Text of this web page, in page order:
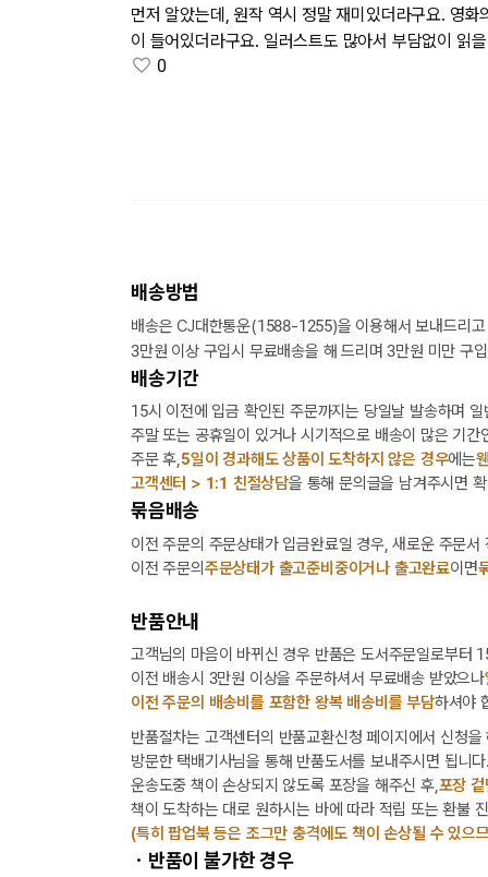
먼저 알았는데, 원작 역시 정말 재미있더라구요. 영
이 들어있더라구요. 일러스트도 많아서 부담없이 읽
0
배송방법
배송은 CJ대한통운(1588-1255)을 이용해서 보내드리
3만원 이상 구입시 무료배송을 해 드리며 3만원 미만 구
배송기간
15시 이전에 입금 확인된 주문까지는 당일날 발송하며
주말 또는 공휴일이 있거나 시기적으로 배송이 많은 기
주문 후,5일이 경과해도 상품이 도착하지 않은 경우에는
고객센터 > 1:1 친절상담을 통해 문의글을 남겨주시면
묶음배송
이전 주문의 주문상태가 입금완료일 경우, 새로운 주문
이전 주문의 주문상태가 출고준비중이거나 출고완료이면
반품안내
고객님의 마음이 바뀌신 경우 반품은 도서주문일로부터
이전 배송시 3만원 이상을 주문하셔서 무료배송 받았으나
이전 주문의 배송비를 포함한 왕복 배송비를 부담하셔야
반품절차는 고객센터의 반품교환신청 페이지에서 신청
방문한 택배기사님을 통해 반품도서를 보내주시면 됩니
운송도중 책이 손상되지 않도록 포장을 해주신 후,포장
책이 도착하는 대로 원하시는 바에 따라 적립 또는 환불
(특히 팝업북 등은 조그만 충격에도 책이 손상될 수 있으
ㆍ반품이 불가한 경우